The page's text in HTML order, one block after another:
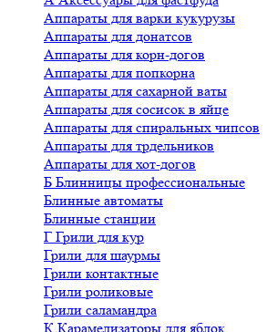
Аппараты для варки кукурузы
Аппараты для донатсов
Аппараты для корн-догов
Аппараты для попкорна
Аппараты для сахарной ваты
Аппараты для сосисок в яйце
Аппараты для спиральных чипсов
Аппараты для трдельников
Аппараты для хот-догов
Б Блинницы профессиональные
Блинные автоматы
Блинные станции
Г Грили для кур
Грили для шаурмы
Грили контактные
Грили роликовые
Грили саламандра
К Карамелизаторы для яблок